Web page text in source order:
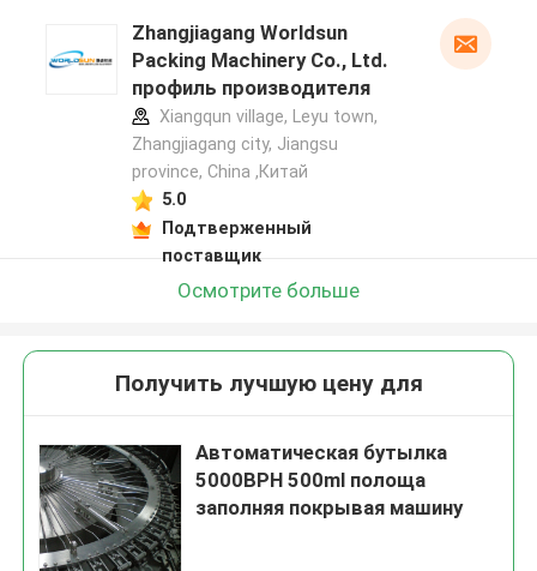
Zhangjiagang Worldsun
Packing Machinery Co., Ltd.
профиль производителя
Xiangqun village, Leyu town,
Zhangjiagang city, Jiangsu
province, China ,Китай
5.0
Подтверженный
поставщик
Осмотрите больше
Получить лучшую цену для
Автоматическая бутылка
5000BPH 500ml полоща
заполняя покрывая машину